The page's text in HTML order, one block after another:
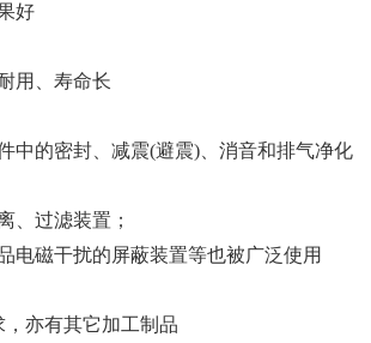
好
用、寿命长
中的密封、减震(避震)、消音和排气净化
、过滤装置；
电磁干扰的屏蔽装置等也被广泛使用
亦有其它加工制品